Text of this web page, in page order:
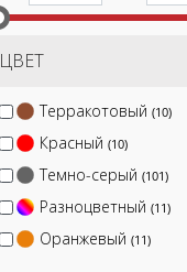
ЦВЕТ
Терракотовый (10)
Красный (10)
Темно-серый (101)
Разноцветный (11)
Оранжевый (11)